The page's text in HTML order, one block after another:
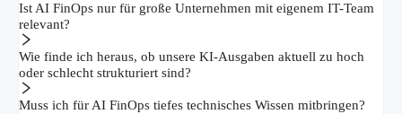
Ist AI FinOps nur für große Unternehmen mit eigenem IT-Team
relevant?
Wie finde ich heraus, ob unsere KI-Ausgaben aktuell zu hoch
oder schlecht strukturiert sind?
Muss ich für AI FinOps tiefes technisches Wissen mitbringen?